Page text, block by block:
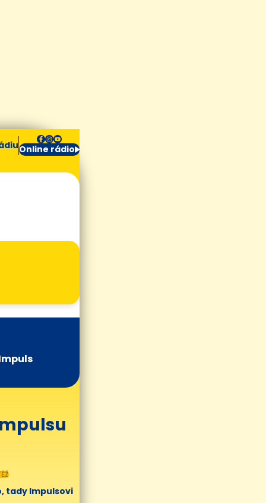
Online rádio
tady Impulsovi